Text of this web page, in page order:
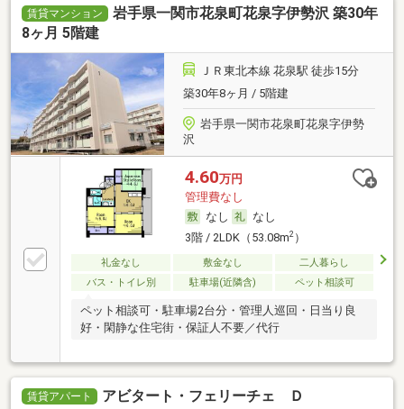
賃貸マンション
岩手県一関市花泉町花泉字伊勢沢 築30年
8ヶ月 5階建
ＪＲ東北本線 花泉駅 徒歩15分
築30年8ヶ月 / 5階建
岩手県一関市花泉町花泉字伊勢
沢
4.60万円
管理費なし
なし
なし
3階 / 2LDK（53.08m2）
礼金なし 敷金なし
二人暮らし
バス・トイレ別
駐車場(近隣含) ペット相談可
ペット相談可・駐車場2台分・管理人巡回・日当り良
好・閑静な住宅街・保証人不要／代行
賃貸アパート アビタート・フェリーチェ Ｄ